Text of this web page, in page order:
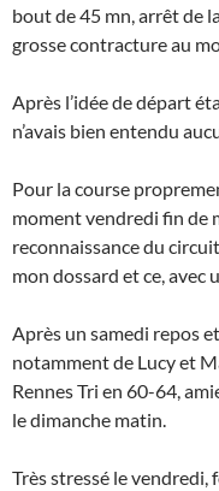
bout de 45 mn, arrêt de
grosse contracture au
Après l’idée de départ
n’avais bien entendu
Pour la course
moment vendredi fin de
reconnaissance du
mon dossard et ce, avec
Après un samedi repos
notamment de Lucy et
Rennes Tri en 60-64,
le dimanche matin.
Très stressé le vendredi,